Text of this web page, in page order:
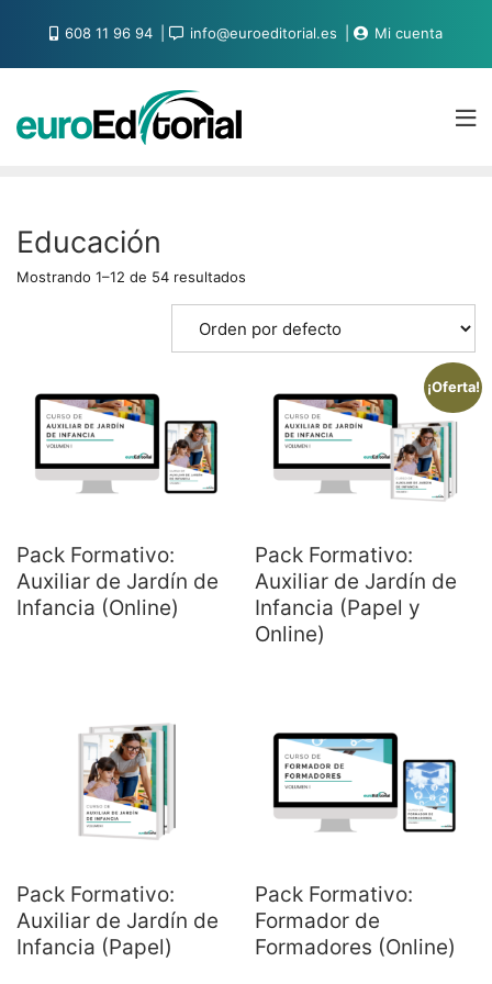
608 11 96 94 info@euroeditorial.es Mi cuenta
Educación
Mostrando 1–12 de 54 resultados
Pack Formativo:
Auxiliar de Jardín de
Infancia (Online)
¡Oferta!
Pack Formativo:
Auxiliar de Jardín de
Infancia (Papel y
Online)
Pack Formativo:
Auxiliar de Jardín de
Infancia (Papel)
Pack Formativo:
Formador de
Formadores (Online)